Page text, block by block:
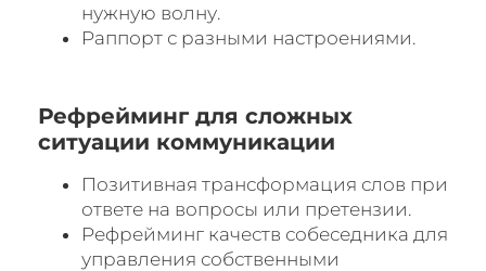
нужную волну.
Раппорт с разными настроениями.
Рефрейминг для сложных
ситуации коммуникации
Позитивная трансформация слов при
ответе на вопросы или претензии.
Рефрейминг качеств собеседника для
управления собственными